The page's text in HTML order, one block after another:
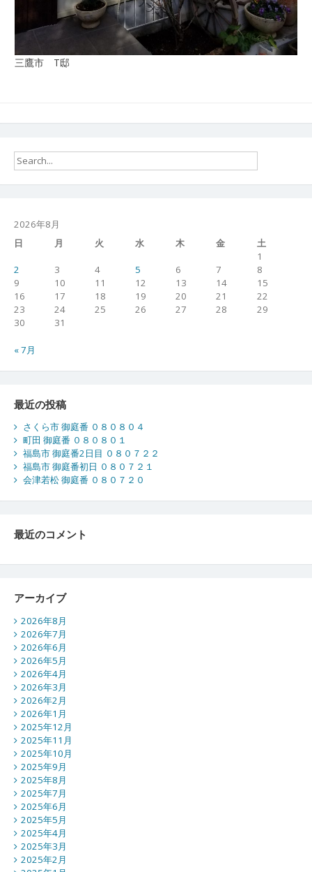
三鷹市 T邸
2026年8月
日
月 火 水 木 金
土
1
2
3 4 5 6 7
8
9
10 11 12 13 14
15
16
17 18 19 20 21
22
23
24 25 26 27 28
29
30
31
« 7月
最近の投稿
さくら市 御庭番 ０８０８０４
町田 御庭番 ０８０８０１
福島市 御庭番2日目 ０８０７２２
福島市 御庭番初日 ０８０７２１
会津若松 御庭番 ０８０７２０
最近のコメント
アーカイブ
2026年8月
2026年7月
2026年6月
2026年5月
2026年4月
2026年3月
2026年2月
2026年1月
2025年12月
2025年11月
2025年10月
2025年9月
2025年8月
2025年7月
2025年6月
2025年5月
2025年4月
2025年3月
2025年2月